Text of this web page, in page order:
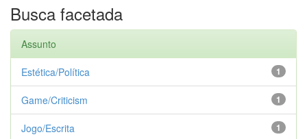
Busca facetada
Assunto
1
Estética/Política
1
Game/Criticism
1
Jogo/Escrita